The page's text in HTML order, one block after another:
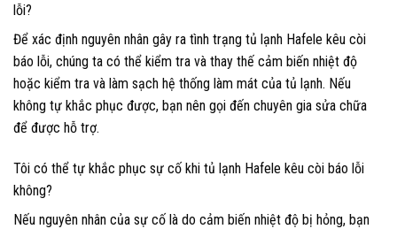
lỗi?
Để xác định nguyên nhân gây ra tình trạng tủ lạnh Hafele kêu còi
báo lỗi, chúng ta có thể kiểm tra và thay thế cảm biến nhiệt độ
hoặc kiểm tra và làm sạch hệ thống làm mát của tủ lạnh. Nếu
không tự khắc phục được, bạn nên gọi đến chuyên gia sửa chữa
để được hỗ trợ.
Tôi có thể tự khắc phục sự cố khi tủ lạnh Hafele kêu còi báo lỗi
không?
Nếu nguyên nhân của sự cố là do cảm biến nhiệt độ bị hỏng, bạn